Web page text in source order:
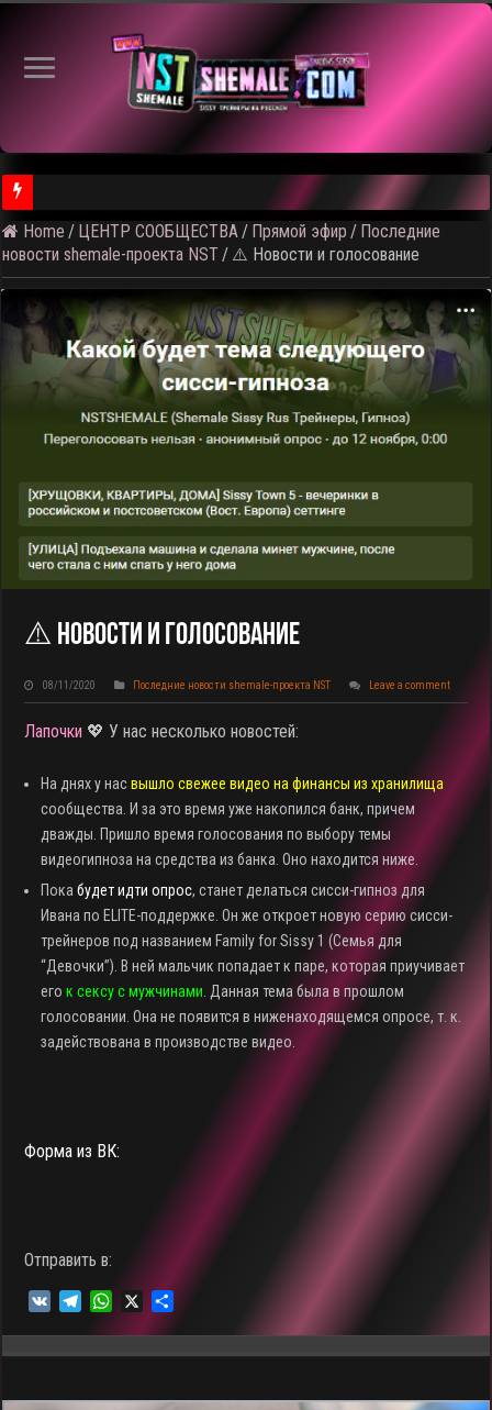
⚠️ Результаты голосования и тема следующего откртытого
Home / ЦЕНТР СООБЩЕСТВА / Прямой эфир / Последние
новости shemale-проекта NST / ⚠️ Новости и голосование
⚠️ Новости И Голосование
08/11/2020 Последние новости shemale-проекта NST Leave a comment
Лапочки 💖 У нас несколько новостей:
На днях у насвышло свежее видео на финансы из хранилища
сообщества. И за это время уже накопился банк, причем
дважды. Пришло время голосования по выбору темы
видеогипноза на средства из банка. Оно находится ниже.
Покабудет идти опрос, станет делаться сисси-гипноз для
Ивана по ELITE-поддержке. Он же откроет новую серию сисси-
трейнеров под названием Family for Sissy 1 (Семья для
“Девочки”). В ней мальчик попадает к паре, которая приучивает
его к сексу с мужчинами . Данная тема была в прошлом
голосовании. Она не появится в ниженаходящемся опросе, т. к.
задействована в производстве видео.
Форма из ВК:
Отправить в:
W